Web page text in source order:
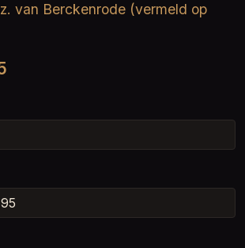
van Berckenrode (vermeld op